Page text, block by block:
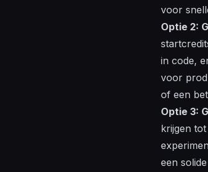
voor
Optie 2:
in code,
voor
of een
Optie 3:
krijgen
een